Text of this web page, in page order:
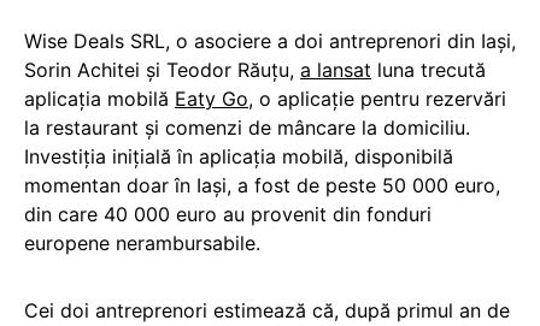
Wise Deals SRL, o asociere a doi antreprenori din Iași,
Sorin Achitei şi Teodor Răuţu, a lansat luna trecută
aplicația mobilă Eaty Go, o aplicație pentru rezervări
la restaurant şi comenzi de mâncare la domiciliu.
Investiția inițială în aplicația mobilă, disponibilă
momentan doar în Iași, a fost de peste 50 000 euro,
din care 40 000 euro au provenit din fonduri
europene nerambursabile.
Cei doi antreprenori estimează că, după primul an de